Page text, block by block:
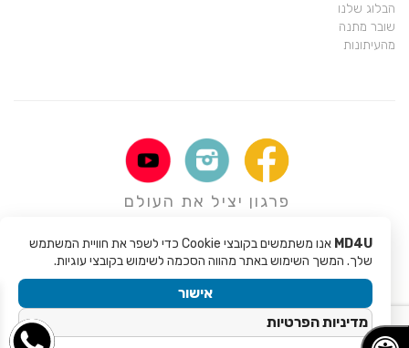
הבלוג שלנו
שובר מתנה
מהעיתונות
פרגון יציל את העולם
Copyright © 2017 - Mali Rochman MD4U
MD4U
אנו משתמשים בקובצי Cookie כדי לשפר את חוויית המשתמש
שלך. המשך השימוש באתר מהווה הסכמה לשימוש בקובצי עוגיות.
אישור
מדיניות הפרטיות